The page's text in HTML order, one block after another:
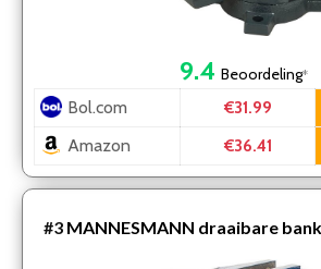
9.4 Beoordeling*
Bol.com €31.99
Amazon
€36.41
#3 MANNESMANN draaibare